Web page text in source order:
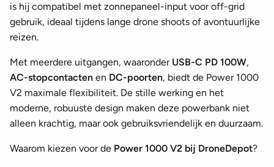
is hij compatibel met zonnepaneel-input voor off-grid
gebruik, ideaal tijdens lange drone shoots of avontuurlijke
reizen.
Met meerdere uitgangen, waaronder USB-C PD 100W,
AC-stopcontacten en DC-poorten, biedt de Power 1000
V2 maximale flexibiliteit. De stille werking en het
moderne, robuuste design maken deze powerbank niet
alleen krachtig, maar ook gebruiksvriendelijk en duurzaam.
Waarom kiezen voor de Power 1000 V2 bij DroneDepot?